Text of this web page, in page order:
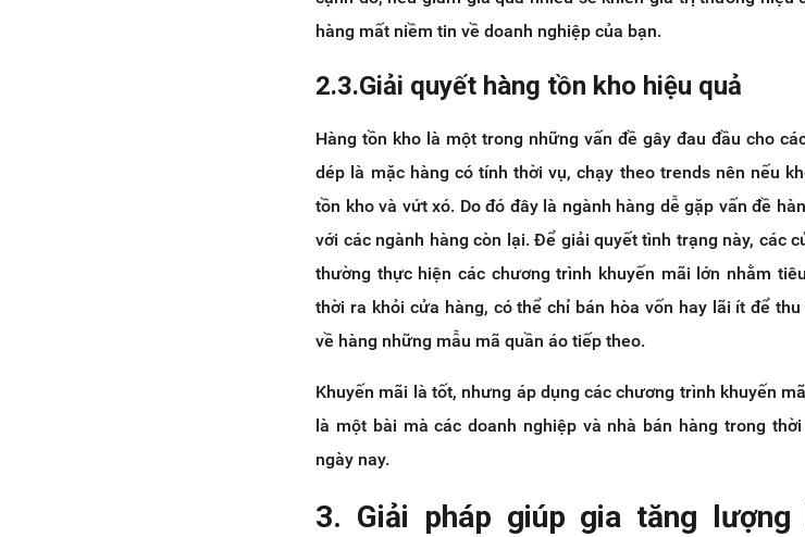
hàng mất niềm tin về doanh nghiệp của bạn.
2.3.Giải quyết hàng tồn kho hiệu quả
Hàng tồn kho là một trong những vấn đề gây đau đầu cho
dép là mặc hàng có tính thời vụ, chạy theo trends nên nếu
tồn kho và vứt xó. Do đó đây là ngành hàng dễ gặp vấn đề
với các ngành hàng còn lại. Để giải quyết tình trạng này, các
thường thực hiện các chương trình khuyến mãi lớn nhằm
thời ra khỏi cửa hàng, có thể chỉ bán hòa vốn hay lãi ít để
về hàng những mẫu mã quần áo tiếp theo.
Khuyến mãi là tốt, nhưng áp dụng các chương trình khuyến
là một bài mà các doanh nghiệp và nhà bán hàng trong
ngày nay.
3. Giải pháp giúp gia tăng lượng